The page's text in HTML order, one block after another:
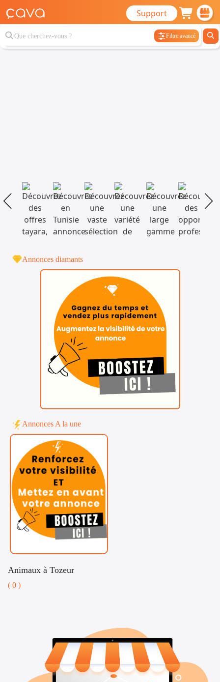
Support
Filtre avancé
Informatique
&
Multimedia
Emploi &
Services
Annonces diamants
Annonces A la une
Animaux à Tozeur
( 0 )